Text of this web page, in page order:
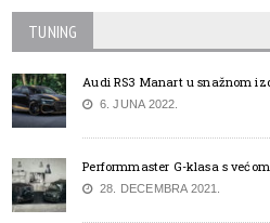
TUNING
Audi RS3 Manart u snažnom
6. JUNA 2022.
Performmaster G-klasa s
28. DECEMBRA 2021.